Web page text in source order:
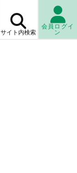
サイト内検索
会員ログイ
ン